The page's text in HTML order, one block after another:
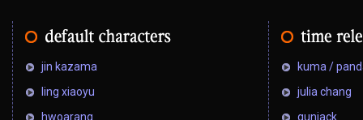
jin kazama
ling xiaoyu
hwoarang
kuma /
julia chang
gunjack